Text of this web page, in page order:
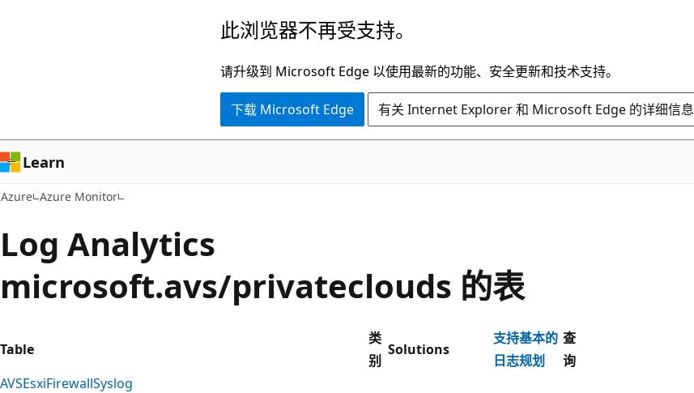
容
此浏览器不再受支持。
请升级到 Microsoft Edge 以使用最新的功能、安全更新和技术支持。
下载 Microsoft Edge 有关 Internet Explorer 和 Microsoft Edge 的详细信息
Learn
Azure Azure Monitor
Log Analytics
microsoft.avs/privateclouds 的表
Table
类
别
Solutions
支持基本的
日志规划
查
询
AVSEsxiFirewallSyslog